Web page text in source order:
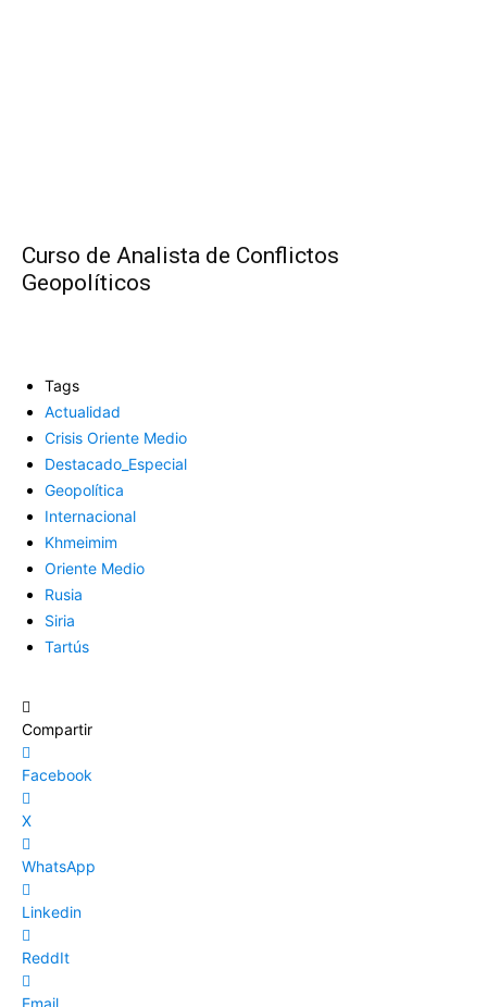
Curso de Analista de Conflictos
Geopolíticos
Tags
Actualidad
Crisis Oriente Medio
Destacado_Especial
Geopolítica
Internacional
Khmeimim
Oriente Medio
Rusia
Siria
Tartús
Compartir
Facebook
X
WhatsApp
Linkedin
ReddIt
Email